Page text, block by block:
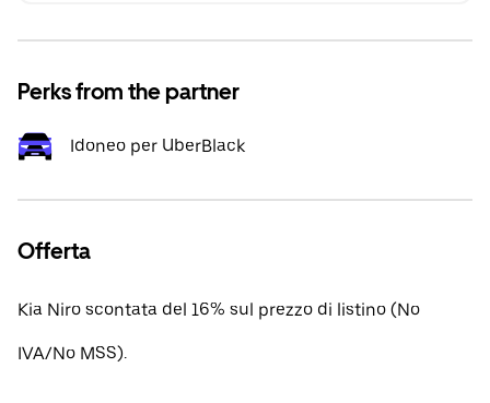
Perks from the partner
Idoneo per UberBlack
Offerta
Kia Niro scontata del 16% sul prezzo di listino (No
IVA/No MSS).